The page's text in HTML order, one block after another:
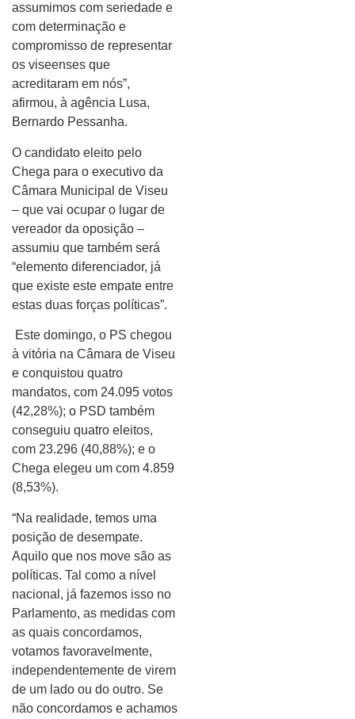
assumimos com seriedade e
com determinação e
compromisso de representar
os viseenses que
acreditaram em nós”,
afirmou, à agência Lusa,
Bernardo Pessanha.
O candidato eleito pelo
Chega para o executivo da
Câmara Municipal de Viseu
– que vai ocupar o lugar de
vereador da oposição –
assumiu que também será
“elemento diferenciador, já
que existe este empate entre
estas duas forças políticas”.
Este domingo, o PS chegou
à vitória na Câmara de Viseu
e conquistou quatro
mandatos, com 24.095 votos
(42,28%); o PSD também
conseguiu quatro eleitos,
com 23.296 (40,88%); e o
Chega elegeu um com 4.859
(8,53%).
“Na realidade, temos uma
posição de desempate.
Aquilo que nos move são as
políticas. Tal como a nível
nacional, já fazemos isso no
Parlamento, as medidas com
as quais concordamos,
votamos favoravelmente,
independentemente de virem
de um lado ou do outro. Se
não concordamos e achamos